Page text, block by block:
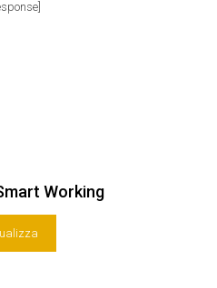
Working